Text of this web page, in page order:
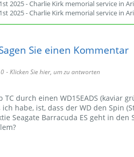
2025 - Charlie Kirk memorial service in
2025 - Charlie Kirk memorial service in
Sie einen Kommentar
- Klicken Sie hier, um zu antworten
durch einen WD15EADS (kaviar
ich habe, ist, dass der WD den
Seagate Barracuda ES geht in